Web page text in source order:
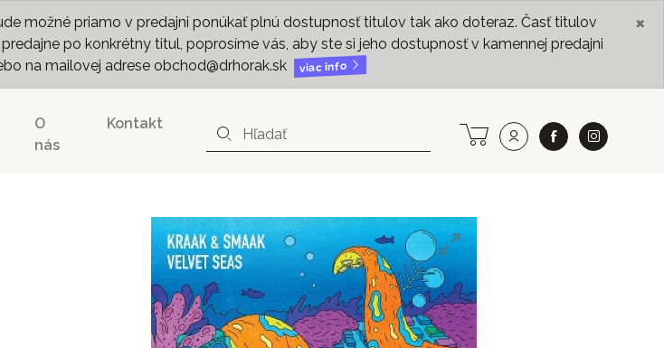
možné priamo v predajni ponúkať plnú dostupnosť titulov tak ako doteraz. Časť titulov
po konkrétny titul, poprosíme vás, aby ste si jeho dostupnosť v kamennej predajni
na mailovej adrese obchod@drhorak.sk
viac info
×
O
nás
Kontakt